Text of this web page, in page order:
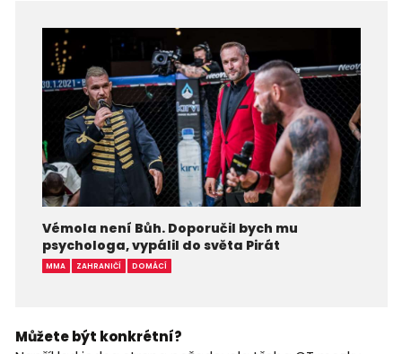
Vémola není Bůh. Doporučil bych mu
psychologa, vypálil do světa Pirát
MMA ZAHRANIČÍ DOMÁCÍ
Můžete být konkrétní?